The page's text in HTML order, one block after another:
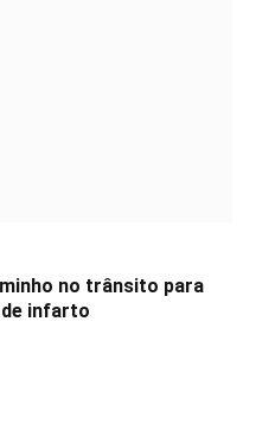
no trânsito para
infarto